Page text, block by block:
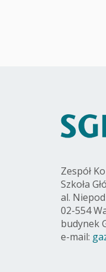
Zespół
Szkoła
al.
02-554
budynek
e-mail: